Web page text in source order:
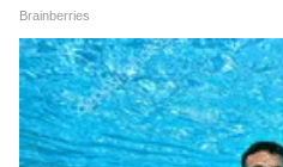
IIT दिल्लीतलं PM मोदींचं
| PM Modi Speech | IIT